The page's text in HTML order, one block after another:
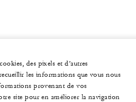
des pixels et d’autres
les informations que vous nous
provenant de vos
site pour en améliorer la navigation